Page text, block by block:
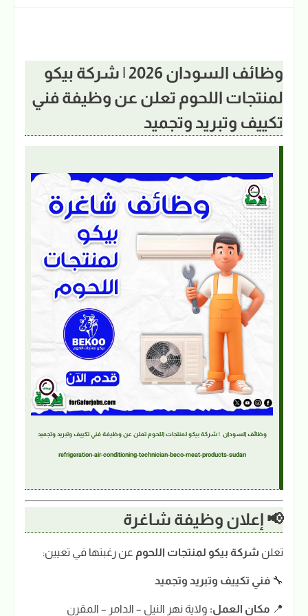
وظائف السودان 2026 | شركة بيكو
لمنتجات اللحوم تعلن عن وظيفة فني
تكييف وتبريد وتجميد
وظائف السودان | شركة بيكو لمنتجات اللحوم تعلن عن وظيفة فني تكييف وتبريد وتجميد
refrigeration-air-conditioning-technician-beco-meat-products-sudan
📢 إعلان وظيفة شاغرة
تعلن شركة بيكو لمنتجات اللحوم عن رغبتها في تعيين:
🔧 فني تكييف وتبريد وتجميد
📍 مكان العمل: ولاية نهر النيل – الدامر – المقرن